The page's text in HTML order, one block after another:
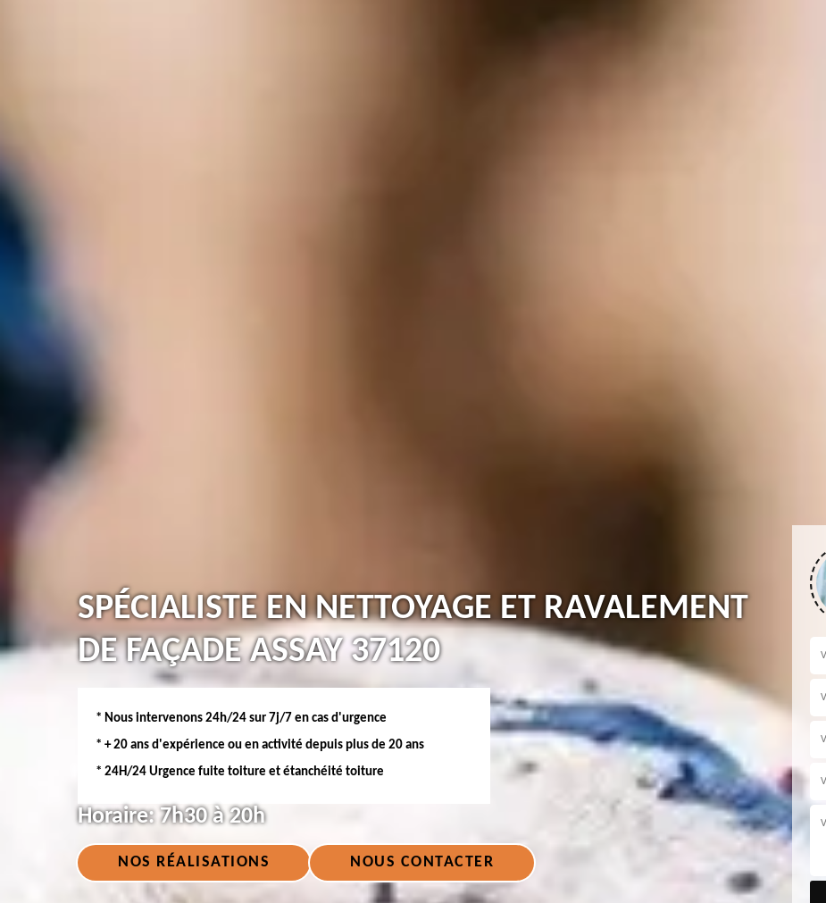
SPÉCIALISTE EN NETTOYAGE ET RAVALEMENT
DE FAÇADE ASSAY 37120
* Nous intervenons 24h/24 sur 7j/7 en cas d'urgence
* + 20 ans d'expérience ou en activité depuis plus de 20 ans
* 24H/24 Urgence fuite toiture et étanchéité toiture
Horaire:7h30 à 20h
NOS RÉALISATIONS NOUS CONTACTER